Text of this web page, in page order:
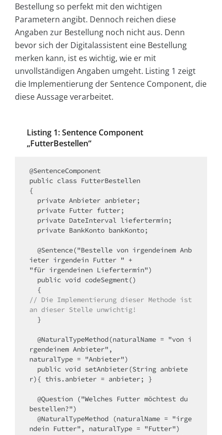
Bestellung so perfekt mit den wichtigen
Parametern angibt. Dennoch reichen diese
Angaben zur Bestellung noch nicht aus. Denn
bevor sich der Digitalassistent eine Bestellung
merken kann, ist es wichtig, wie er mit
unvollständigen Angaben umgeht. Listing 1 zeigt
die Implementierung der Sentence Component, die
diese Aussage verarbeitet.
Listing 1: Sentence Component
„FutterBestellen“
@SentenceComponent
public class FutterBestellen
{
ieter irgendein Futter " +
"für irgendeinen Liefertermin")
// Die Implementierung dieser Methode ist
an dieser Stelle unwichtig!
rgendeinem Anbieter",
naturalType = "Anbieter")
r){ this.anbieter = anbieter; }
bestellen?")
ndein Futter", naturalType = "Futter")